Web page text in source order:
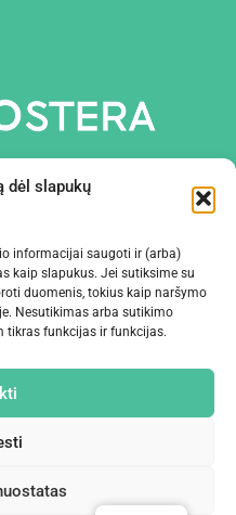
dėl slapukų
informacijai saugoti ir (arba)
kaip slapukus. Jei sutiksime su
duomenis, tokius kaip naršymo
Nesutikimas arba sutikimo
tikras funkcijas ir funkcijas.